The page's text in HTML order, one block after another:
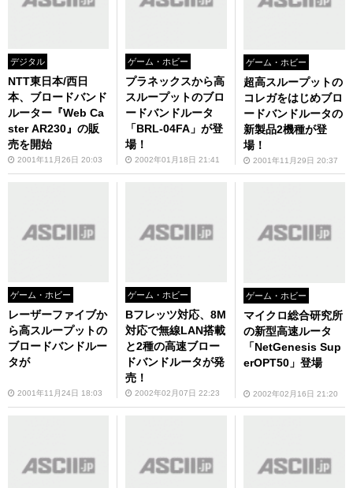
デジタル
NTT東日本/西日
本、ブロードバンド
ルーター『Web Ca
ster AR230』の販
売を開始
2001年11月26日 20:03
ゲーム・ホビー
プラネックスから高
スループットのブロ
ードバンドルータ
「BRL-04FA」が登
場！
2002年01月18日 21:41
ゲーム・ホビー
超高スループットの
コレガをはじめブロ
ードバンドルータの
新製品2機種が登
場！
2001年11月29日 20:37
ゲーム・ホビー
レーザーファイブか
ら高スループットの
ブロードバンドルー
タが
2001年11月24日 18:03
ゲーム・ホビー
Bフレッツ対応、8M
対応で無線LAN搭載
と2種の高速ブロー
ドバンドルータが発
売！
2002年02月07日 22:23
ゲーム・ホビー
マイクロ総合研究所
の新型高速ルータ
「NetGenesis Sup
erOPT50」登場
2002年02月16日 21:20